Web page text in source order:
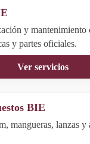
y mantenimiento
y partes oficiales.
Ver servicios
BIE
mangueras, lanzas y